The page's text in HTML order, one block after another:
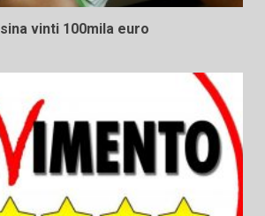
vinti 100mila euro